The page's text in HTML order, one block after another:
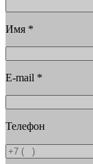
Имя *
E-mail *
Телефон